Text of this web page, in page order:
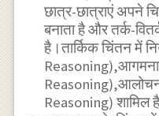
छात्र-छात्राएं अपने
बनाता है और तर्क-
है।तार्किक चिंतन में
Reasoning) शामिल